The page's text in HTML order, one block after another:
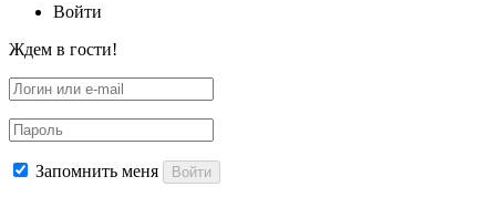
Войти
Ждем в гости!
Запомнить меня Войти